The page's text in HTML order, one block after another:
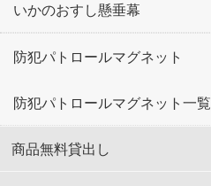
いかのおすし懸垂幕
防犯パトロールマグネット
防犯パトロールマグネット一覧
商品無料貸出し